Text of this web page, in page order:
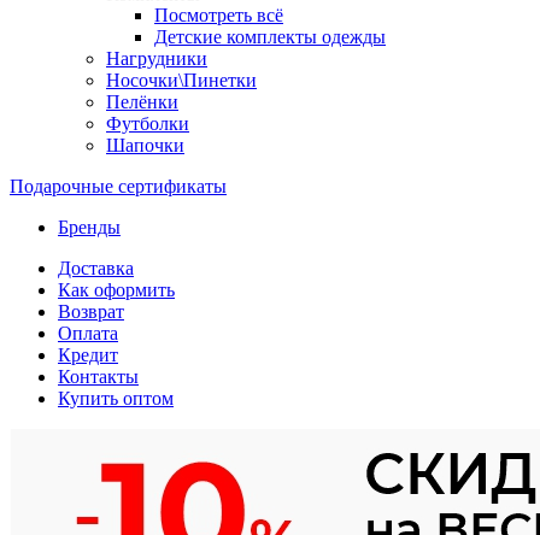
Посмотреть всё
Детские комплекты одежды
Нагрудники
Носочки\Пинетки
Пелёнки
Футболки
Шапочки
Подарочные сертификаты
Бренды
Доставка
Как оформить
Возврат
Оплата
Кредит
Контакты
Купить оптом